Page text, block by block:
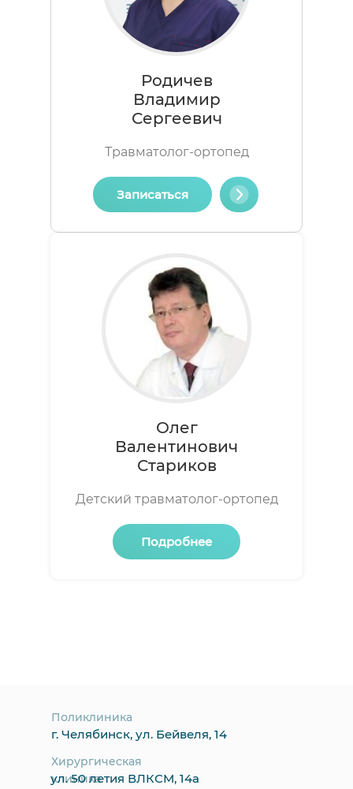
Родичев
Владимир
Сергеевич
Травматолог-ортопед
Записаться
Олег
Валентинович
Стариков
Детский травматолог-ортопед
Подробнее
г. Челябинск, ул. Бейвеля, 14
Хирургическая
клиника
Поликлиника
ул. 50 летия ВЛКСМ, 14а